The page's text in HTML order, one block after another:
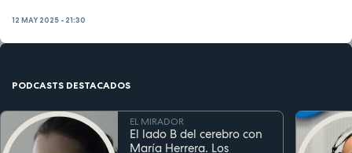
12 MAY 2025 - 21:30
PODCASTS DESTACADOS
EL MIRADOR
El lado B del cerebro con
María Herrera. Los